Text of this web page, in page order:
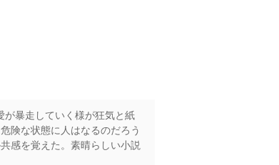
が暴走していく様が狂気と紙
険な状態に人はなるのだろう
感を覚えた。素晴らしい小説